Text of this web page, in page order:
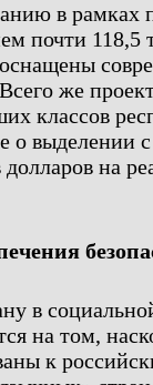
в
почти
же
классов
о выделении
на
в
на том,
к